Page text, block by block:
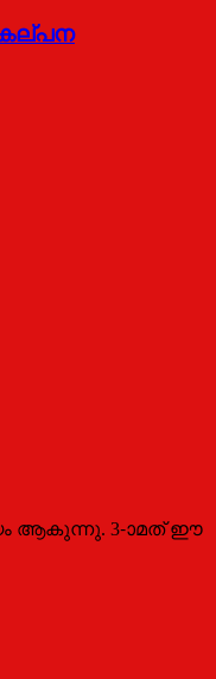
കല്പന
ആകുന്നു. 3-ാമത് ഈ